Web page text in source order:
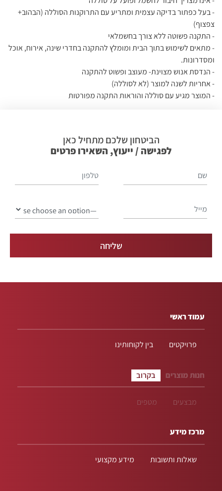
- בעל כפתור בדיקה עצמית ומתריע עם התרוקנות הסוללה (הבהוב+
צפצוף)
- התקנה פשוטה ללא צורך בחשמלאי
- מתאים לשימוש בתוך הבית ומומלץ להתקנה בחדרי שינה, אירוח, אוכל
ומסדרונות.
- הנדסת אנוש מצוינת- מעוצב ופשוט להתקנה
- אחריות לשנה למוצר (לא לסוללה)
- המוצר מגיע עם סוללה והוראות התקנה מפורטות
הביטחון שלכם מתחיל כאן
לפגישה / ייעוץ, השאירו פרטים
עמוד ראשי
פרויקטים בין לקוחותינו
חנות מוצרים בקרוב
מבצעים מטפים
מרכז מידע
שאלות ותשובות מידע מקצועי